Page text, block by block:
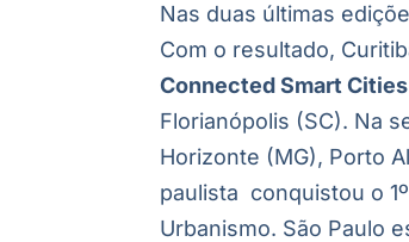
Nas duas últimas
Com o resultado,
Connected Smart
Florianópolis (SC). Na
Horizonte (MG), Porto
paulista conquistou o
Urbanismo. São Paulo